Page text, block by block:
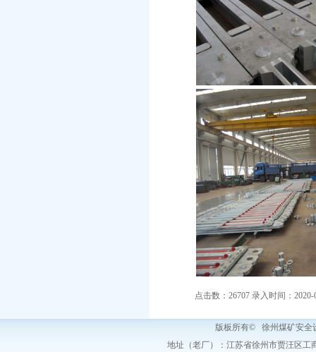
点击数：26707 录入时间：2020-
版板所有© 徐州煤矿安
地址（老厂）：江苏省徐州市贾汪区